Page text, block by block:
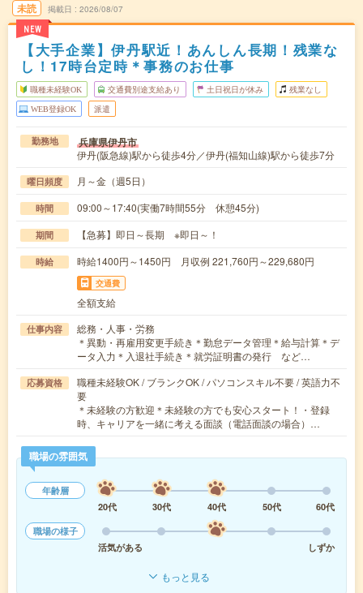
未読
NEW
掲載日 2026/08/07
【大手企業】伊丹駅近！あんしん長期！残業な
し！17時台定時＊事務のお仕事
職種未経験OK 交通費別途支給あり 土日祝日が休み 残業なし
WEB登録OK 派遣
勤務地 兵庫県伊丹市
伊丹(阪急線)駅から徒歩4分／伊丹(福知山線)駅から徒歩7分
曜日頻度 月～金（週5日）
時間 09:00～17:40(実働7時間55分 休憩45分)
期間 【急募】即日～長期 ※即日～！
時給 時給1400円～1450円 月収例 221,760円～229,680円
交通費
全額支給
仕事内容
総務・人事・労務
＊異動・再雇用変更手続き＊勤怠データ管理＊給与計算＊デ
ータ入力＊入退社手続き＊就労証明書の発行 など…
応募資格
職種未経験OK / ブランクOK / パソコンスキル不要 / 英語力不
要
＊未経験の方歓迎＊未経験の方でも安心スタート！・登録
時、キャリアを一緒に考える面談（電話面談の場合）…
職場の雰囲気
年齢層
20代
30代 40代 50代
60代
職場の様子
活気がある
しずか
もっと見る